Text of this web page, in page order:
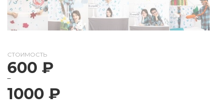
СТОИМОСТЬ
600 ₽
–
1000 ₽